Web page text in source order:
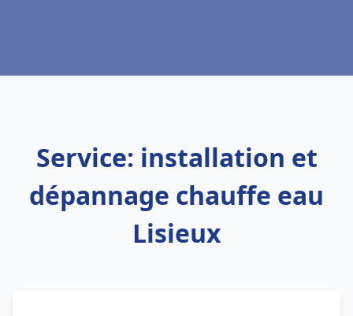
Service: installation et
dépannage chauffe eau
Lisieux